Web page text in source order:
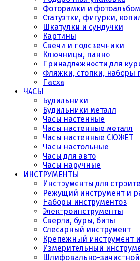
Фоторамки и
Статуэтки, фигурки,
Шкатулки и сундучки
Картины
Свечи и подсвечники
Ключницы, панно
Принадлежности для
Фляжки, стопки, наборы
Пасха
ЧАСЫ
Будильники
Будильники металл
Часы настенные
Часы настенные металл
Часы настенные СЮЖЕТ
Часы настольные
Часы для авто
Часы наручные
ИНСТРУМЕНТЫ
Инструменты для
Режущий инструмент и
Наборы инструментов
Электроинструменты
Сверла, буры, биты
Слесарный инструмент
Крепежный инструмент
Измерительный
Шлифовально-